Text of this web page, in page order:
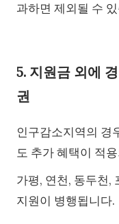
과하면 제외될 수
5. 지원금 외에
권
인구감소지역의 경
도 추가 혜택이 적
가평, 연천, 동두천,
지원이 병행됩니다.